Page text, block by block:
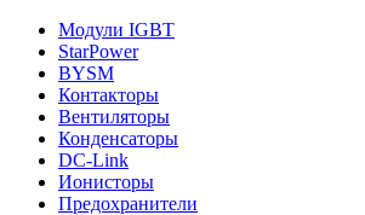
Модули IGBT
StarPower
BYSM
Контакторы
Вентиляторы
Конденсаторы
DC-Link
Ионисторы
Предохранители